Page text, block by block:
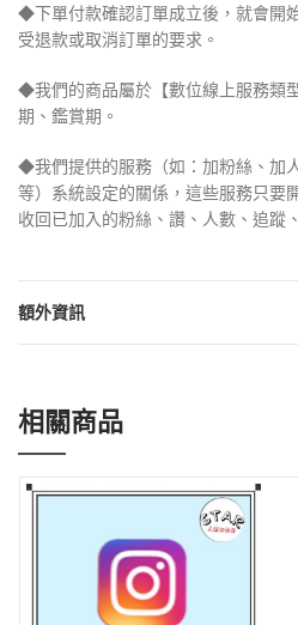
◆下單付款確認訂單成立後，就會開
受退款或取消訂單的要求。
◆我們的商品屬於【數位線上服務類
期、鑑賞期。
◆我們提供的服務（如：加粉絲、加
等）系統設定的關係，這些服務只要
收回已加入的粉絲、讚、人數、追蹤
額外資訊
相關商品